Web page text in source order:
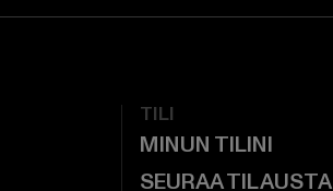
TILI
MINUN TILINI
SEURAA TILAUSTA